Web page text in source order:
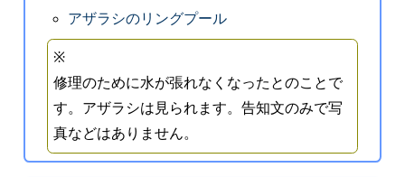
アザラシのリングプール
※
修理のために水が張れなくなったとのことで
す。アザラシは見られます。告知文のみで写
真などはありません。